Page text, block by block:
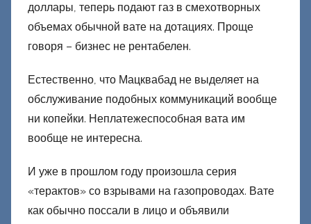
ц
к
и
доллары, теперь подают газ в смехотворных
объемах обычной вате на дотациях. Проще
говоря – бизнес не рентабелен.
Естественно, что Мацквабад не выделяет на
обслуживание подобных коммуникаций вообще
ни копейки. Неплатежеспособная вата им
вообще не интересна.
И уже в прошлом году произошла серия
«терактов» со взрывами на газопроводах. Вате
как обычно поссали в лицо и объявили